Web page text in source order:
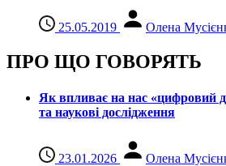
25.05.2019 Олена
ПРО ЩО ГОВОРЯТЬ
Як впливає на нас «цифровий
та наукові дослідження
23.01.2026 Олена